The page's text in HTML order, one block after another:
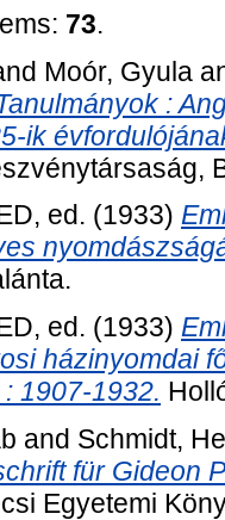
73.
Moór, Gyula
:
ik
ed. (1933)
ed. (1933)
házinyomdai
1907-1932.
and Schmidt,
für Gideon
Egyetemi